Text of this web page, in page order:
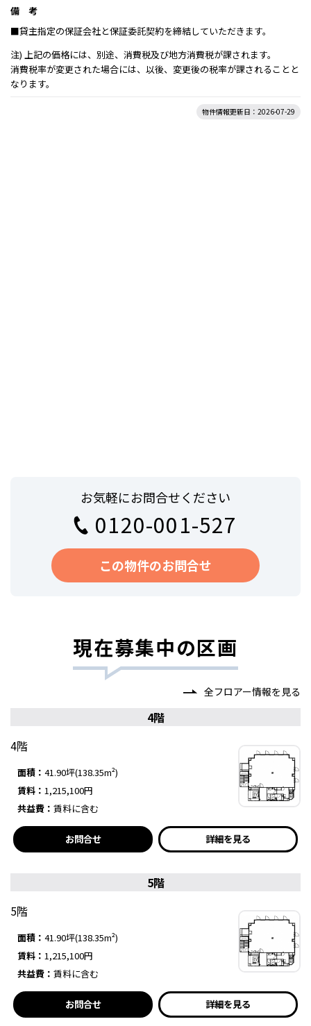
備 考
■貸主指定の保証会社と保証委託契約を締結していただきます。
注) 上記の価格には、別途、消費税及び地方消費税が課されます。
消費税率が変更された場合には、以後、変更後の税率が課されることと
なります。
物件情報更新日：2026-07-29
お気軽にお問合せください
0120-001-527
この物件のお問合せ
現在募集中の区画
全フロアー情報を見る
4階
4階
面積： 41.90坪(138.35m²)
賃料： 1,215,100円
共益費： 賃料に含む
お問合せ 詳細を見る
5階
5階
面積： 41.90坪(138.35m²)
賃料： 1,215,100円
共益費： 賃料に含む
お問合せ 詳細を見る